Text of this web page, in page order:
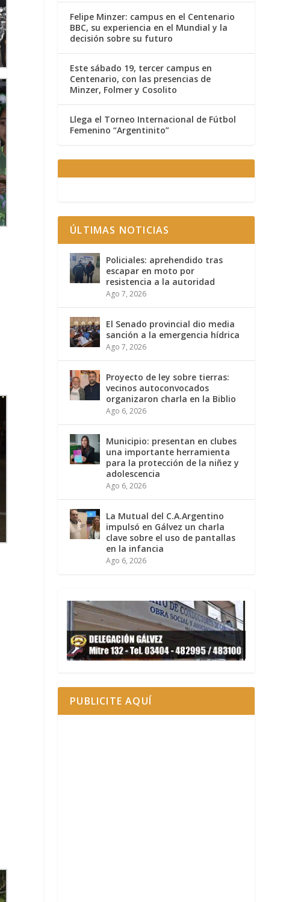
Felipe Minzer: campus en el Centenario
BBC, su experiencia en el Mundial y la
decisión sobre su futuro
Este sábado 19, tercer campus en
Centenario, con las presencias de
Minzer, Folmer y Cosolito
Llega el Torneo Internacional de Fútbol
Femenino “Argentinito”
ÚLTIMAS NOTICIAS
Policiales: aprehendido tras
escapar en moto por
resistencia a la autoridad
Ago 7, 2026
El Senado provincial dio media
sanción a la emergencia hídrica
Ago 7, 2026
Proyecto de ley sobre tierras:
vecinos autoconvocados
organizaron charla en la Biblio
Ago 6, 2026
Municipio: presentan en clubes
una importante herramienta
para la protección de la niñez y
adolescencia
Ago 6, 2026
La Mutual del C.A.Argentino
impulsó en Gálvez un charla
clave sobre el uso de pantallas
en la infancia
Ago 6, 2026
PUBLICITE AQUÍ